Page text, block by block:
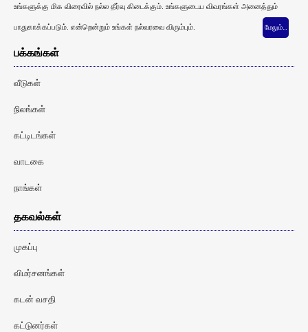
உங்களுக்கு மிக விரைவில் நல்ல தீர்வு கிடைக்கும். உங்களுடைய விவரங்கள் அனைத்தும்
பாதுகாக்கப்படும். என்றென்றும் உங்கள் நல்வரவை விரும்பும்.
மேலும்…
பக்கங்கள்
வீடுகள்
நிலங்கள்
கட்டிடங்கள்
வாடகை
நாங்கள்
தகவல்கள்
முகப்பு
விமர்சனங்கள்
கடன் வசதி
கட்டுனர்கள்